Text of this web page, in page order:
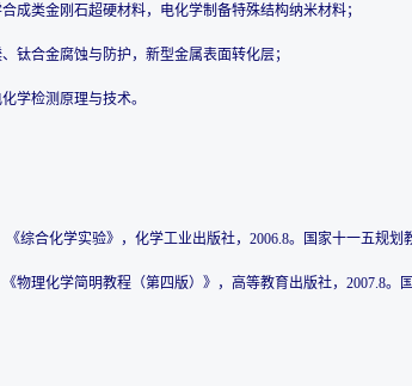
成类金刚石超硬材料，电化学制备特殊结构纳米材料；
钛合金腐蚀与防护，新型金属表面转化层；
学检测原理与技术。
综合化学实验》，化学工业出版社，2006.8。国家十一五规划
物理化学简明教程（第四版）》，高等教育出版社，2007.8。